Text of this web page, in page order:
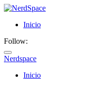
Inicio
Follow:
Nerdspace
NerdSpace
Inicio